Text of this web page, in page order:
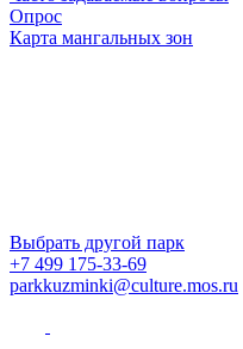
Опрос
Карта мангальных зон
Выбрать другой парк
+7 499 175-33-69
parkkuzminki@culture.mos.ru